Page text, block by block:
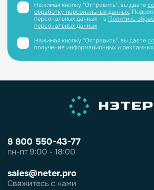
Нажимая кнопку "Отправить", вы даете
обработку персональных данных.
персональных данных - в Политике
персональных данных
Нажимая кнопку "Отправить", вы даете
получение информационных и
8 800 550-43-77
пн-пт 9:00 - 18:00
sales@neter.pro
Свяжитесь с нами